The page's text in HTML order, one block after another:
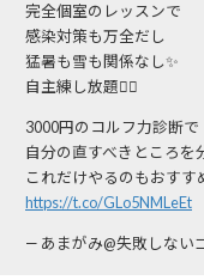
完全個室のレッスンで
感染対策も万全だし
猛暑も雪も関係なし✨
自主練し放題🏌️‍♂️
3000円のコルフ力診断で
自分の直すべきところを
これだけやるのもおすす
https://t.co/GLo5NMLeEt
— あまがみ@失敗しない